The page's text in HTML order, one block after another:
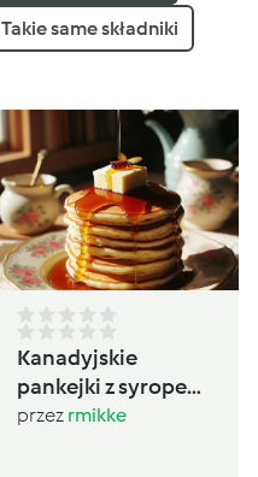
Takie same składniki
Kanadyjskie
pankejki z syropem
klonowym
przez rmikke